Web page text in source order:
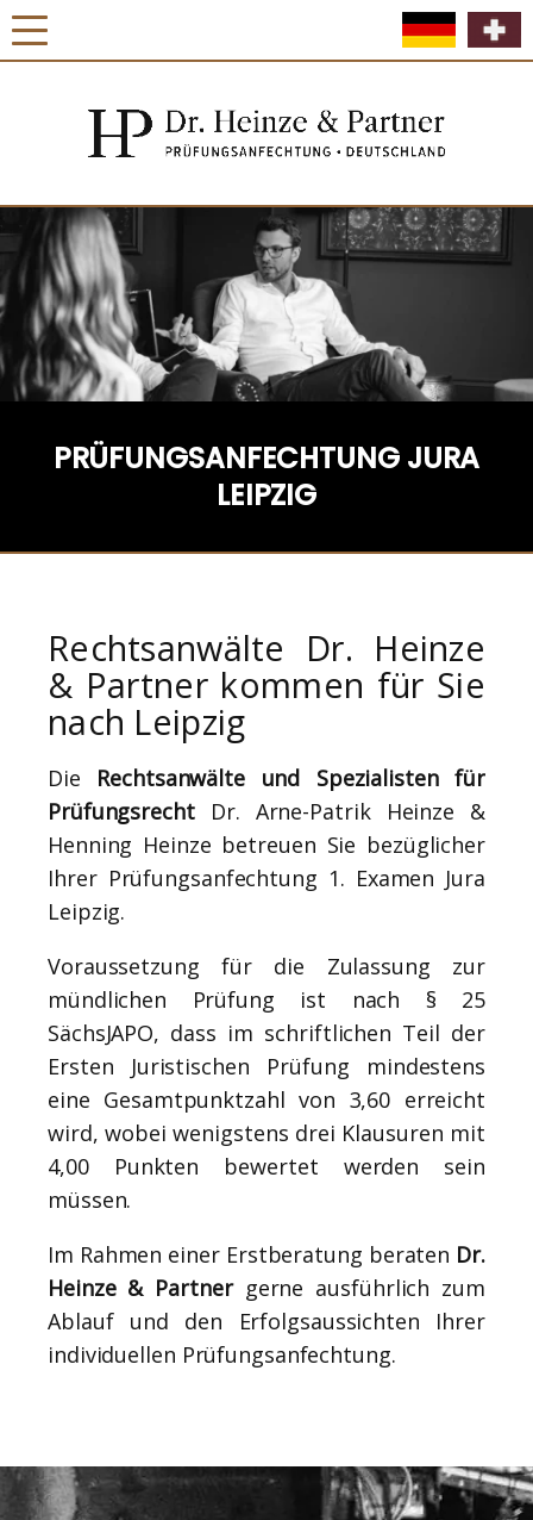
PRÜFUNGSANFECHTUNG JURA
LEIPZIG
Rechtsanwälte Dr. Heinze
& Partner kommen für Sie
nach Leipzig
Die Rechtsanwälte und Spezialisten für
PrüfungsrechtDr. Arne-Patrik Heinze &
Henning Heinze betreuen Sie bezüglicher
Ihrer Prüfungsanfechtung 1. Examen Jura
Leipzig.
Voraussetzung für die Zulassung zur
mündlichen Prüfung ist nach § 25
SächsJAPO, dass im schriftlichen Teil der
Ersten Juristischen Prüfung mindestens
eine Gesamtpunktzahl von 3,60 erreicht
wird, wobei wenigstens drei Klausuren mit
4,00 Punkten bewertet werden sein
müssen.
Im Rahmen einer Erstberatung beraten Dr.
Heinze & Partnergerne ausführlich zum
Ablauf und den Erfolgsaussichten Ihrer
individuellen Prüfungsanfechtung.